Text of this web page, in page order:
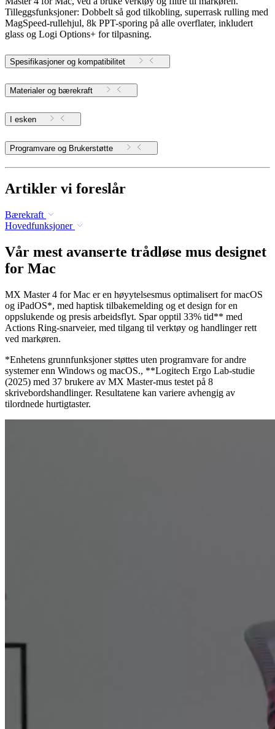
Tilleggsfunksjoner: Dobbelt så god tilkobling, superrask rulling med
MagSpeed-rullehjul, 8k PPT-sporing på alle overflater, inkludert
glass og Logi Options+ for tilpasning.
Spesifikasjoner og kompatibilitet
Materialer og bærekraft
I esken
Programvare og Brukerstøtte
Artikler vi foreslår
Bærekraft
Hovedfunksjoner
Vår mest avanserte trådløse mus designet
for Mac
MX Master 4 for Mac er en høyytelsesmus optimalisert for macOS
og iPadOS*, med haptisk tilbakemelding og et design for en
oppslukende og presis arbeidsflyt. Spar opptil 33% tid** med
Actions Ring-snarveier, med tilgang til verktøy og handlinger rett
ved markøren.
*Enhetens grunnfunksjoner støttes uten programvare for andre
systemer enn Windows og macOS., **Logitech Ergo Lab-studie
(2025) med 37 brukere av MX Master-mus testet på 8
skrivebordshandlinger. Resultatene kan variere avhengig av
tilordnede hurtigtaster.